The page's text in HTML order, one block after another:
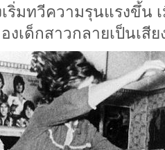
ริ่มทวีความรุนแรงขึ้น
งเด็กสาวกลายเป็นเสี